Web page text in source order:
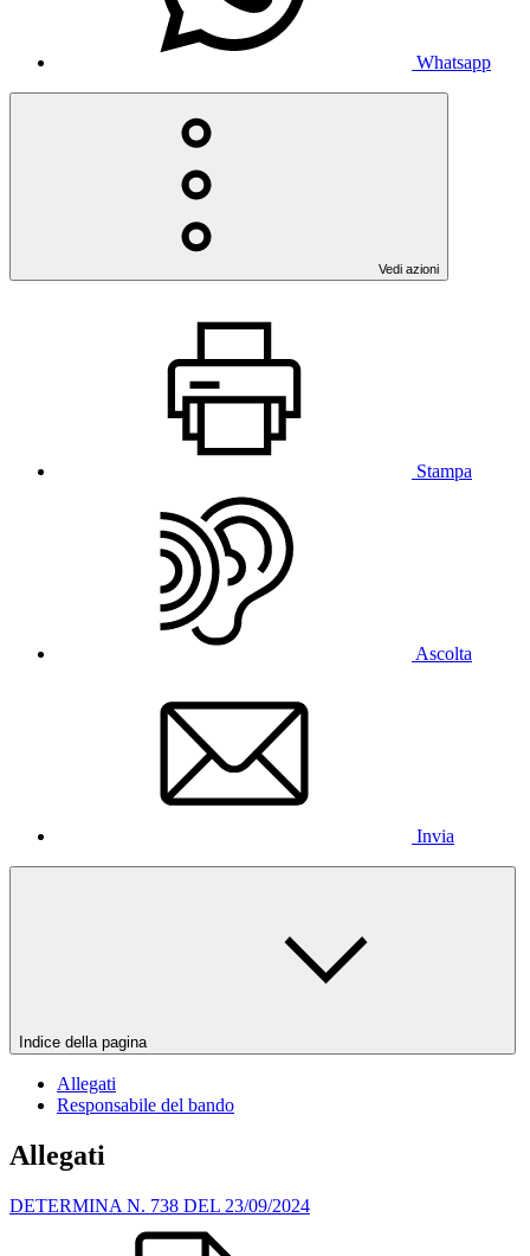
Whatsapp
Vedi azioni
Stampa
Ascolta
Invia
Indice della pagina
Allegati
Responsabile del bando
Allegati
DETERMINA N. 738 DEL 23/09/2024